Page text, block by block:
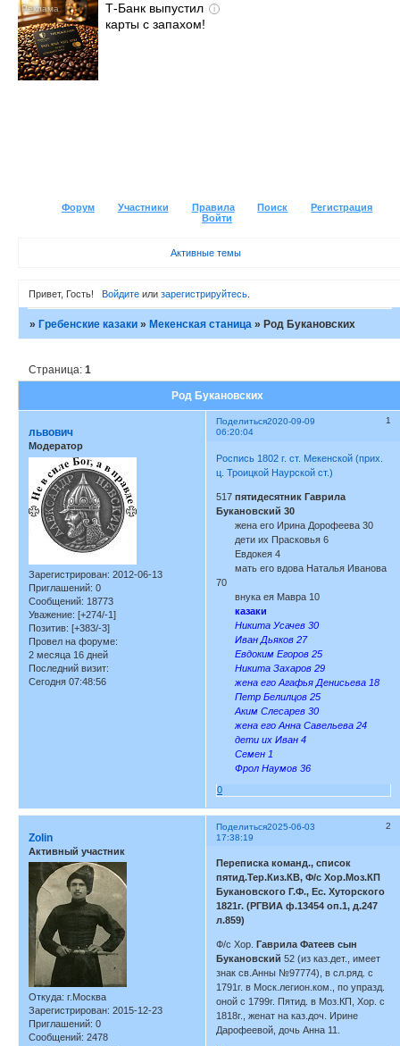
i
Т-Банк выпустил
карты с запахом!
Форум Участники Правила Поиск
Регистрация
Войти
Активные темы
Привет, Гость! Войдитеили зарегистрируйтесь.
»Гребенские казаки »Мекенская станица »Род Букановских
Род Букановских
Страница:1
Поделиться 1
2020-09-09
06:20:04
львович
Модератор
Зарегистрирован: 2012-06-13
Приглашений: 0
Сообщений: 18773
Уважение: [+274/-1]
Позитив: [+383/-3]
Провел на форуме:
2 месяца 16 дней
Последний визит:
Сегодня 07:48:56
Роспись 1802 г. ст. Мекенской (прих.
ц. Троицкой Наурской ст.)
517пятидесятник Гаврила
Букановский 30
жена его Ирина Дорофеева 30
дети их Прасковья 6
Евдокея 4
мать его вдова Наталья Иванова
70
внука ея Мавра 10
казаки
Никита Усачев 30
Иван Дьяков 27
Евдоким Егоров 25
Никита Захаров 29
жена его Агафья Денисьева 18
Петр Белилцов 25
Аким Слесарев 30
жена его Анна Савельева 24
дети их Иван 4
Семен 1
Фрол Наумов 36
0
Поделиться 2
2025-06-03
17:38:19
Zolin
Активный участник
Откуда: г.Москва
Зарегистрирован: 2015-12-23
Приглашений: 0
Сообщений: 2478
Переписка команд., список
пятид.Тер.Киз.КВ, Ф/с Хор.Моз.КП
Букановского Г.Ф., Ес. Хуторского
1821г. (РГВИА ф.13454 оп.1, д.247
л.859)
Ф/с Хор.
Гаврила Фатеев сын
Букановский 52 (из каз.дет., имеет
знак св.Анны №97774), в сл.ряд. с
1791г. в Моск.легион.ком., по упразд.
оной с 1799г. Пятид. в Моз.КП, Хор. с
1818г., женат на каз.доч. Ирине
Дарофеевой, дочь Анна 11.